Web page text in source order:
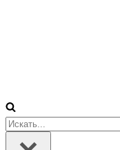
Искать...